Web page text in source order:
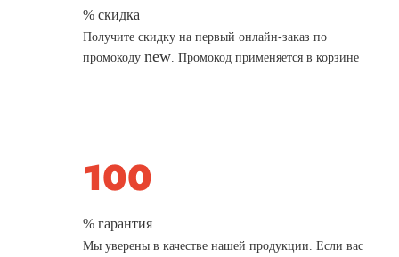
% скидка
Получите скидку на первый онлайн-заказ по
промокодуnew. Промокод применяется в корзине
% гарантия
Мы уверены в качестве нашей продукции. Если вас